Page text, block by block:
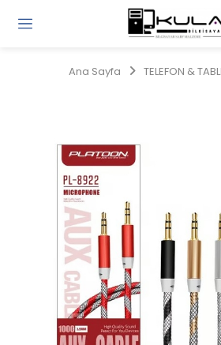
Ana Sayfa TELEFON &